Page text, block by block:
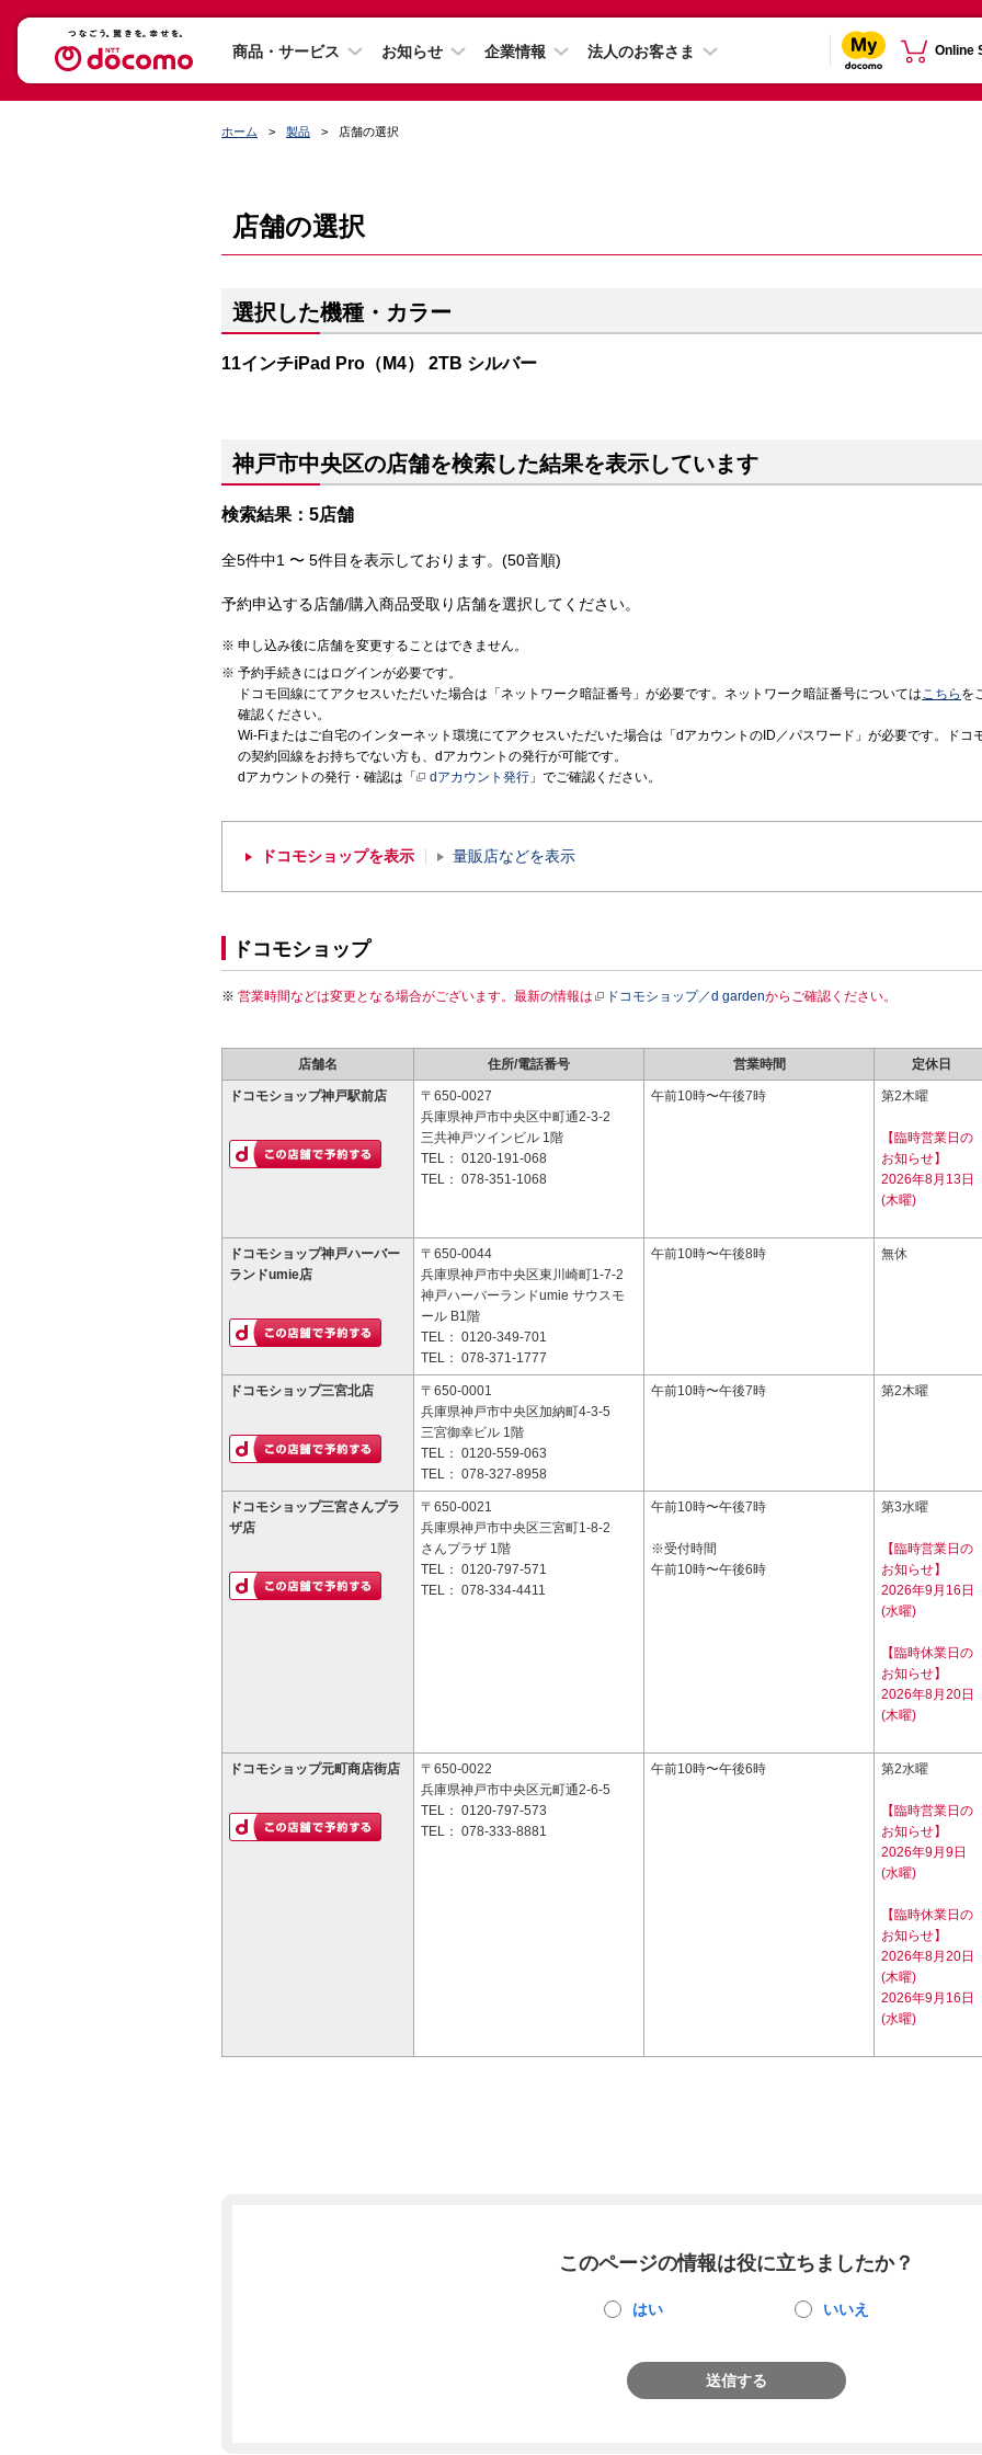
商品・サービス お知らせ 企業情報 法人のお客さま Online
ホーム 製品 店舗の選択
店舗の選択
選択した機種・カラー
11インチiPad Pro（M4） 2TB シルバー
神戸市中央区の店舗を検索した結果を表示しています
検索結果：5店舗
全5件中1 〜 5件目を表示しております。(50音順)
予約申込する店舗/購入商品受取り店舗を選択してください。
申し込み後に店舗を変更することはできません。
予約手続きにはログインが必要です。
ドコモ回線にてアクセスいただいた場合は「ネットワーク暗証番号」が必要です。ネットワーク暗証番号についてはこちら を
確認ください。
Wi-Fiまたはご自宅のインターネット環境にてアクセスいただいた場合は「dアカウントのID／パスワード」が必要です。ドコ
の契約回線をお持ちでない方も、dアカウントの発行が可能です。
dアカウントの発行・確認は「
dアカウント発行 」でご確認ください。
ドコモショップを表示 量販店などを表示
ドコモショップ
営業時間などは変更となる場合がございます。最新の情報は ドコモショップ／d gardenからご確認ください。
店舗名 住所/電話番号 営業時間 定休日
ドコモショップ神戸駅前店
〒650-0027
兵庫県神戸市中央区中町通2-3-2
三共神戸ツインビル 1階
TEL： 0120-191-068
TEL： 078-351-1068
午前10時〜午後7時 第2木曜
【臨時営業日の
お知らせ】
2026年8月13日
(木曜)
ドコモショップ神戸ハーバー
ランドumie店
〒650-0044
兵庫県神戸市中央区東川崎町1-7-2
神戸ハーバーランドumie サウスモ
ール B1階
TEL： 0120-349-701
TEL： 078-371-1777
午前10時〜午後8時 無休
ドコモショップ三宮北店
〒650-0001
兵庫県神戸市中央区加納町4-3-5
三宮御幸ビル 1階
TEL： 0120-559-063
TEL： 078-327-8958
午前10時〜午後7時 第2木曜
ドコモショップ三宮さんプラ
ザ店
〒650-0021
兵庫県神戸市中央区三宮町1-8-2
さんプラザ 1階
TEL： 0120-797-571
TEL： 078-334-4411
午前10時〜午後7時
※受付時間
午前10時〜午後6時
第3水曜
【臨時営業日の
お知らせ】
2026年9月16日
(水曜)
【臨時休業日の
お知らせ】
2026年8月20日
(木曜)
ドコモショップ元町商店街店
〒650-0022
兵庫県神戸市中央区元町通2-6-5
TEL： 0120-797-573
TEL： 078-333-8881
午前10時〜午後6時 第2水曜
【臨時営業日の
お知らせ】
2026年9月9日
(水曜)
【臨時休業日の
お知らせ】
2026年8月20日
(木曜)
2026年9月16日
(水曜)
このページの情報は役に立ちましたか？
はい いいえ
送信する